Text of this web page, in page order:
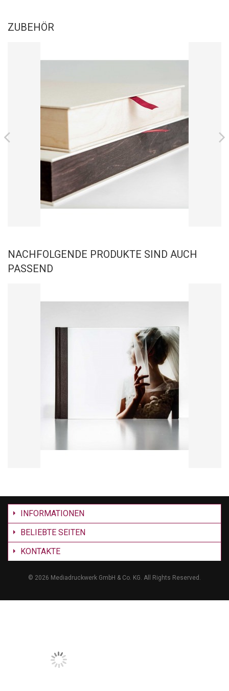
ZUBEHÖR
NACHFOLGENDE PRODUKTE SIND AUCH
PASSEND
INFORMATIONEN
BELIEBTE SEITEN
KONTAKTE
© 2026 Mediadruckwerk GmbH & Co. KG. All Rights Reserved.